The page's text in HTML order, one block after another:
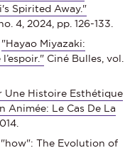
Spirited Away."
4, 2024, pp. 126-133.
"Hayao Miyazaki:
Ciné Bulles, vol.
Une Histoire Esthétique
Animée: Le Cas De La
The Evolution of